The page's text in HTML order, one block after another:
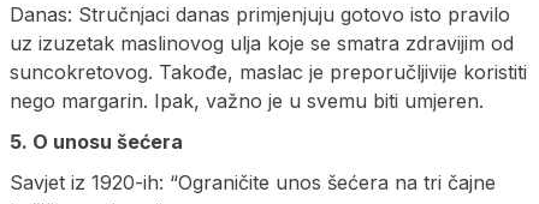
Danas: Stručnjaci danas primjenjuju gotovo isto pravilo
uz izuzetak maslinovog ulja koje se smatra zdravijim od
suncokretovog. Takođe, maslac je preporučljivije koristiti
nego margarin. Ipak, važno je u svemu biti umjeren.
5. O unosu šećera
Savjet iz 1920-ih: “Ograničite unos šećera na tri čajne